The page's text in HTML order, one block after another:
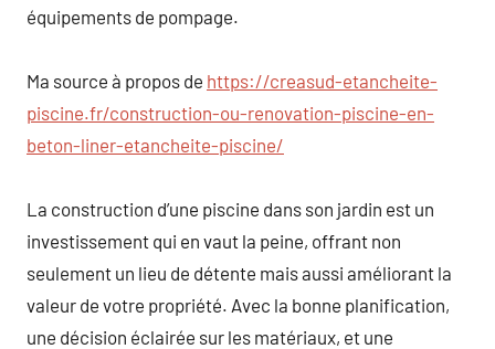
équipements de pompage.
Ma source à propos de https://creasud-etancheite-
piscine.fr/construction-ou-renovation-piscine-en-
beton-liner-etancheite-piscine/
La construction d’une piscine dans son jardin est un
investissement qui en vaut la peine, offrant non
seulement un lieu de détente mais aussi améliorant la
valeur de votre propriété. Avec la bonne planification,
une décision éclairée sur les matériaux, et une